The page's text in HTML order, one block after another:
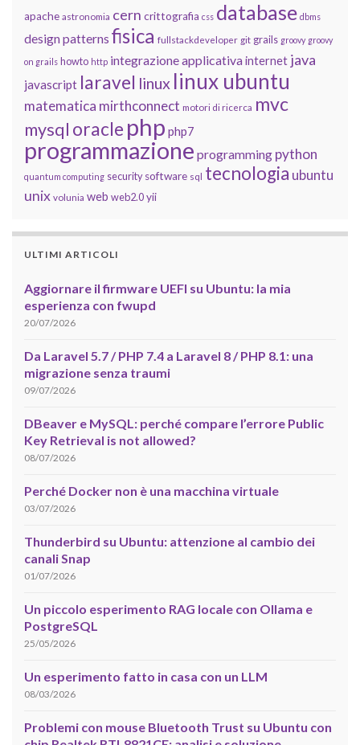
apache astronomia cern crittografia css database dbms
design patterns fisica fullstackdeveloper git grails groovy groovy
on grails howto http integrazione applicativainternet java
javascript laravel linux linux ubuntu
matematica mirthconnect motori di ricerca mvc
mysql oracle php php7
programmazione programming python
quantum computing security software sql tecnologia ubuntu
unix volunia web web2.0 yii
ULTIMI ARTICOLI
Aggiornare il firmware UEFI su Ubuntu: la mia
esperienza con fwupd
20/07/2026
Da Laravel 5.7 / PHP 7.4 a Laravel 8 / PHP 8.1: una
migrazione senza traumi
09/07/2026
DBeaver e MySQL: perché compare l’errore Public
Key Retrieval is not allowed?
08/07/2026
Perché Docker non è una macchina virtuale
03/07/2026
Thunderbird su Ubuntu: attenzione al cambio dei
canali Snap
01/07/2026
Un piccolo esperimento RAG locale con Ollama e
PostgreSQL
25/05/2026
Un esperimento fatto in casa con un LLM
08/03/2026
Problemi con mouse Bluetooth Trust su Ubuntu con